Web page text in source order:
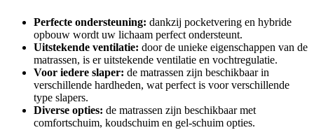
Perfecte ondersteuning: dankzij pocketvering en hybride
opbouw wordt uw lichaam perfect ondersteunt.
Uitstekende ventilatie: door de unieke eigenschappen van de
matrassen, is er uitstekende ventilatie en vochtregulatie.
Voor iedere slaper: de matrassen zijn beschikbaar in
verschillende hardheden, wat perfect is voor verschillende
type slapers.
Diverse opties: de matrassen zijn beschikbaar met
comfortschuim, koudschuim en gel-schuim opties.